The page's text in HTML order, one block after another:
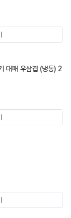
대패 우삼겹 (냉동) 2